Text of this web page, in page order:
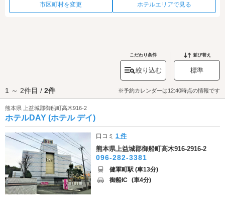
市区町村を変更 ホテルエリアで見る
こだわり条件
絞り込む
並び替え
標準
1 ～ 2件目 / 2件 ※予約カレンダーは12:40時点の情報です
熊本県 上益城郡御船町高木916-2
ホテルDAY (ホテル デイ)
口コミ1 件
熊本県上益城郡御船町高木916-2916-2
096-282-3381
健軍町駅 (車13分)
御船IC (車4分)